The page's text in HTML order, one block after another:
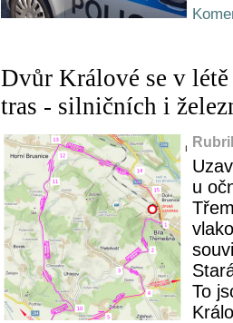
Dvůr Králové se v
tras - silničních i
u
To